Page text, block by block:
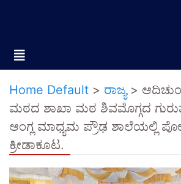
Home Default > ರಾಜ್ಯ>
ಮಠದ ಶಾಖಾ ಮಠ ಶಿವಮೊಗ್ಗದ
ಆಂಗ್ಲ ಮಾಧ್ಯಮ ಪ್ರೌಢ ಶಾಲೆಯಲ್ಲಿ
ಕ್ರೀಡಾಕೂಟ.